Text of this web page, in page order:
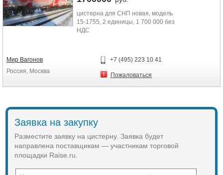
цистерна для СНП новая, модель
15-1755, 2 единицы, 1 700 000 без
НДС
Мир Вагонов
Россия, Москва
+7 (495) 223 10 41
Пожаловаться
Заявка на закупку
Разместите заявку на цистерну. Заявка будет
направлена поставщикам — участникам торговой
площадки Raise.ru.